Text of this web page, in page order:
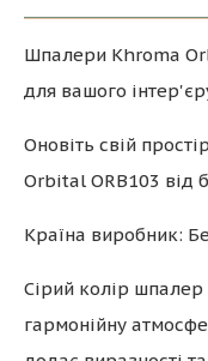
Шпалери Khroma
для вашого
Оновіть свій
Orbital ORB103 від
Країна виробник:
Сірий колір
гармонійну